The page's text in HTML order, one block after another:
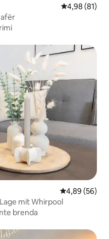
Vlerësimi
4,98 (81)
Vlerësimi
4,89 (56)
mit Whirpool
brenda